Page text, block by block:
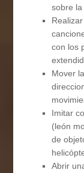
sobre
con los
Mover
Imitar
(león
de
Abrir